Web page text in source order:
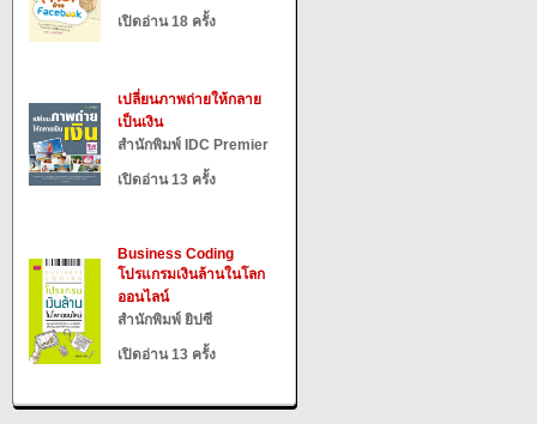
เปิดอ่าน 18 ครั้ง
เปลี่ยนภาพถ่ายให้กลาย
เป็นเงิน
สำนักพิมพ์ IDC Premier
เปิดอ่าน 13 ครั้ง
Business Coding
โปรแกรมเงินล้านในโลก
ออนไลน์
สำนักพิมพ์ ยิปซี
เปิดอ่าน 13 ครั้ง